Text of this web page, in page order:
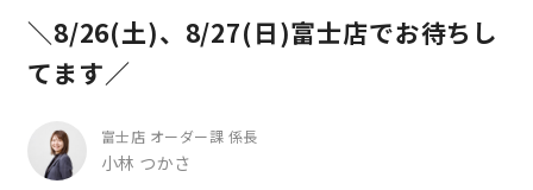
スタッフブログ
＼8/26(土)、8/27(日)富士店でお待ちし
てます／
富士店 オーダー課 係長
小林 つかさ